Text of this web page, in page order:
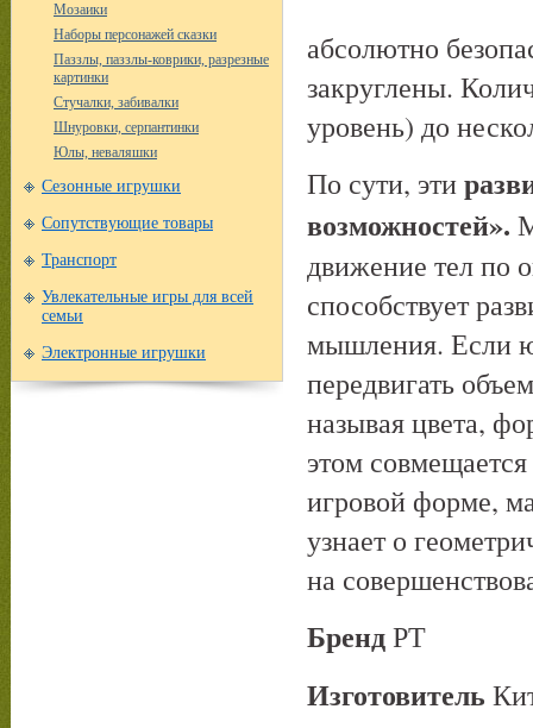
Мозаики
Наборы персонажей сказки
Паззлы, паззлы-коврики, разрезные
картинки
Стучалки, забивалки
Шнуровки, серпантинки
Юлы, неваляшки
Сезонные игрушки
Сопутствующие товары
Транспорт
Увлекательные игры для всей
семьи
Электронные игрушки
абсолютно
закруглены.
уровень) до
По сути, эти
возможностей».
движение тел по
способствует
мышления. Если
передвигать
называя цвета,
этом
игровой форме,
узнает о
на
БрендРТ
Изготовитель